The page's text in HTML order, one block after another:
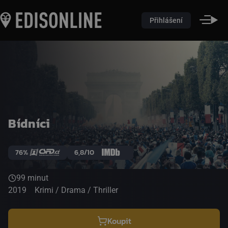
Přihlášení
Bídníci
76% 6,8/10
99 minut
2019
Krimi / Drama / Thriller
Koupit